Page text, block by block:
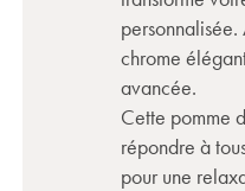
chrome
avancée.
Cette pomme
répondre à
pour une